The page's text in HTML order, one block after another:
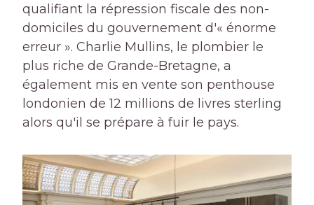
qualifiant la répression fiscale des non-
domiciles du gouvernement d'« énorme
erreur ». Charlie Mullins, le plombier le
plus riche de Grande-Bretagne, a
également mis en vente son penthouse
londonien de 12 millions de livres sterling
alors qu'il se prépare à fuir le pays.